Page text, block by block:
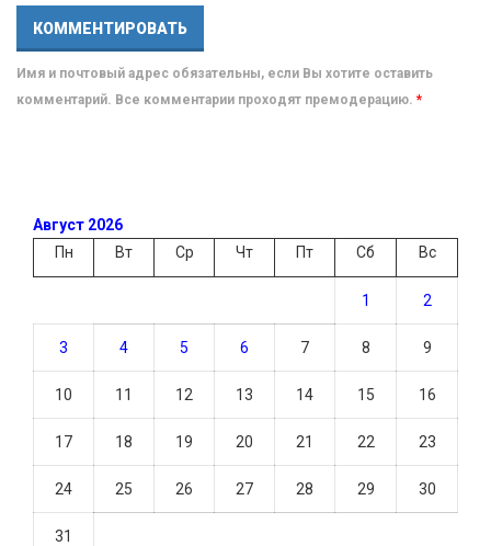
Имя и почтовый адрес обязательны, если Вы хотите оставить
комментарий. Все комментарии проходят премодерацию. *
Август 2026
Пн
Вт Ср Чт Пт Сб Вс
1 2
3 4 5 6 7 8 9
10 11 12 13 14 15 16
17 18 19 20 21 22 23
24 25 26 27 28 29 30
31